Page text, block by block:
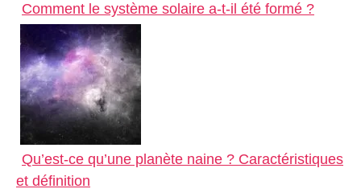
Comment le système solaire a-t-il été formé ?
Qu’est-ce qu’une planète naine ? Caractéristiques
et définition